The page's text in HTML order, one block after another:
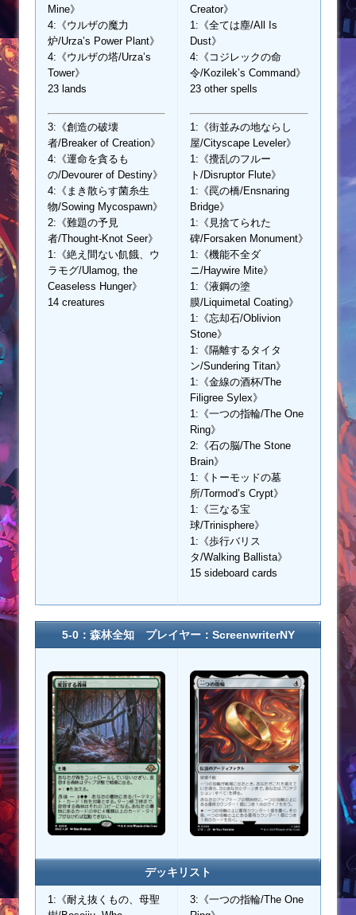
Mine》
4:《ウルザの魔力
炉/Urza’s Power Plant》
4:《ウルザの塔/Urza’s
Tower》
23 lands
3:《創造の破壊
者/Breaker of Creation》
4:《運命を貪るも
の/Devourer of Destiny》
4:《まき散らす菌糸生
物/Sowing Mycospawn》
2:《難題の予見
者/Thought-Knot Seer》
1:《絶え間ない飢餓、ウ
ラモグ/Ulamog, the
Ceaseless Hunger》
14 creatures
Creator》
1:《全ては塵/All Is
Dust》
4:《コジレックの命
令/Kozilek’s Command》
23 other spells
1:《街並みの地ならし
屋/Cityscape Leveler》
1:《攪乱のフルー
ト/Disruptor Flute》
1:《罠の橋/Ensnaring
Bridge》
1:《見捨てられた
碑/Forsaken Monument》
1:《機能不全ダ
ニ/Haywire Mite》
1:《液鋼の塗
膜/Liquimetal Coating》
1:《忘却石/Oblivion
Stone》
1:《隔離するタイタ
ン/Sundering Titan》
1:《金線の酒杯/The
Filigree Sylex》
1:《一つの指輪/The One
Ring》
2:《石の脳/The Stone
Brain》
1:《トーモッドの墓
所/Tormod’s Crypt》
1:《三なる宝
球/Trinisphere》
1:《歩行バリス
タ/Walking Ballista》
15 sideboard cards
5-0：森林全知 プレイヤー：ScreenwriterNY
デッキリスト
1:《耐え抜くもの、母聖
3:《一つの指輪/The One